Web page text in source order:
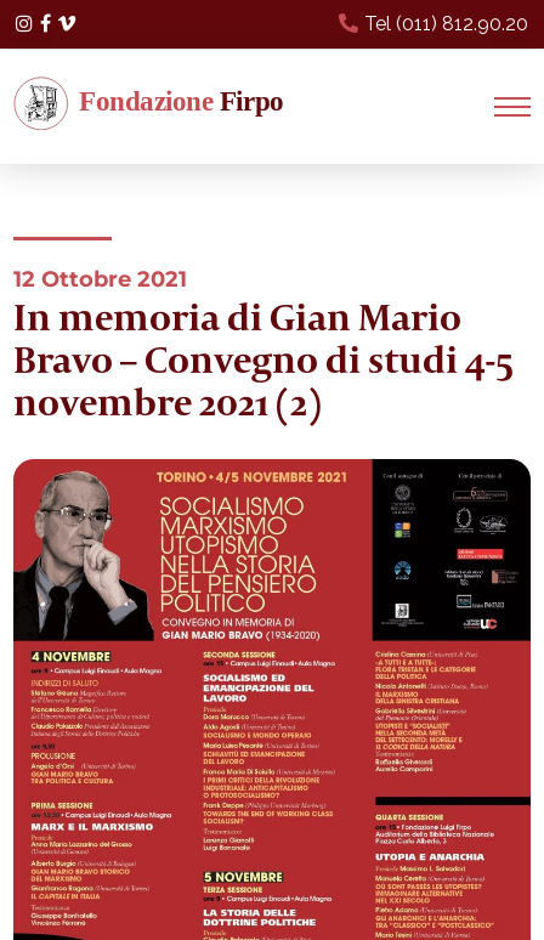
Tel (011) 812.90.20
Instagram
Facebook
Vimeo
12 Ottobre 2021
In memoria di Gian Mario
Bravo – Convegno di studi 4-5
novembre 2021 (2)